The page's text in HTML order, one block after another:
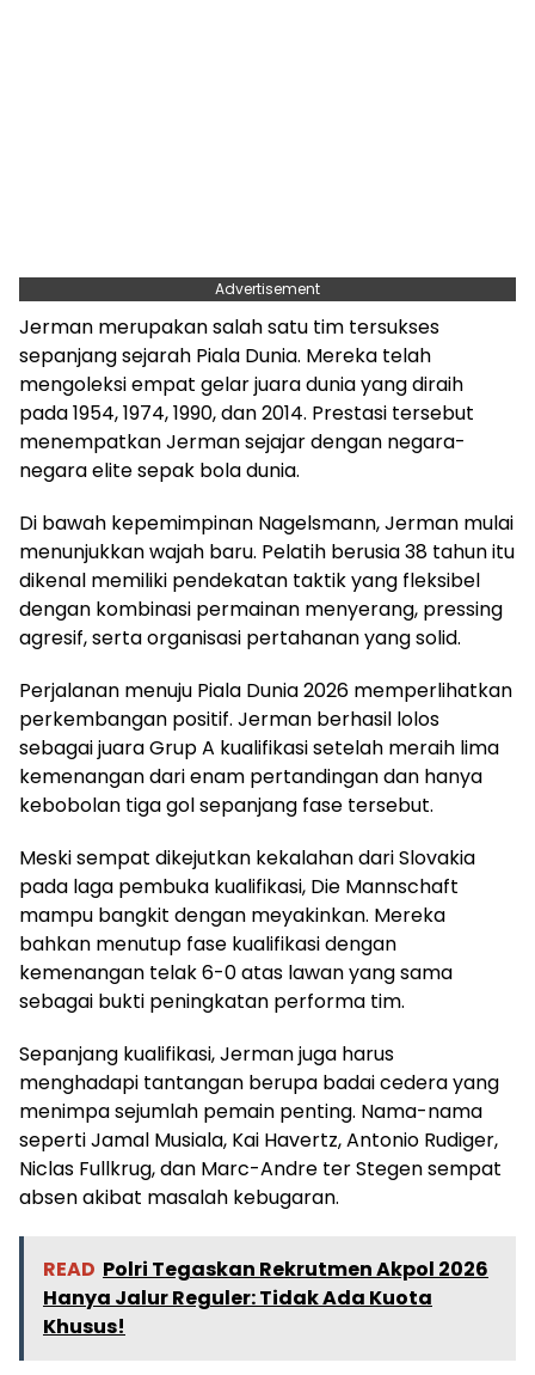
Advertisement
Jerman merupakan salah satu tim tersukses
sepanjang sejarah Piala Dunia. Mereka telah
mengoleksi empat gelar juara dunia yang diraih
pada 1954, 1974, 1990, dan 2014. Prestasi tersebut
menempatkan Jerman sejajar dengan negara-
negara elite sepak bola dunia.
Di bawah kepemimpinan Nagelsmann, Jerman mulai
menunjukkan wajah baru. Pelatih berusia 38 tahun itu
dikenal memiliki pendekatan taktik yang fleksibel
dengan kombinasi permainan menyerang, pressing
agresif, serta organisasi pertahanan yang solid.
Perjalanan menuju Piala Dunia 2026 memperlihatkan
perkembangan positif. Jerman berhasil lolos
sebagai juara Grup A kualifikasi setelah meraih lima
kemenangan dari enam pertandingan dan hanya
kebobolan tiga gol sepanjang fase tersebut.
Meski sempat dikejutkan kekalahan dari Slovakia
pada laga pembuka kualifikasi, Die Mannschaft
mampu bangkit dengan meyakinkan. Mereka
bahkan menutup fase kualifikasi dengan
kemenangan telak 6-0 atas lawan yang sama
sebagai bukti peningkatan performa tim.
Sepanjang kualifikasi, Jerman juga harus
menghadapi tantangan berupa badai cedera yang
menimpa sejumlah pemain penting. Nama-nama
seperti Jamal Musiala, Kai Havertz, Antonio Rudiger,
Niclas Fullkrug, dan Marc-Andre ter Stegen sempat
absen akibat masalah kebugaran.
READ Polri Tegaskan Rekrutmen Akpol 2026
Hanya Jalur Reguler: Tidak Ada Kuota
Khusus!